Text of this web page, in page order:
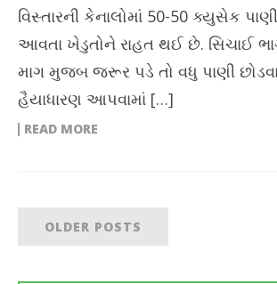
વિસ્તારની કેનાલોમાં 50-50 ક્યુસેક
આવતા ખેડુતોને રાહત થઈ છે. સિચાઈ ભાગ
માગ મુજબ જરૂર પડે તો વધુ પાણી
હૈયાધારણ આપવામાં […]
READ MORE
OLDER POSTS